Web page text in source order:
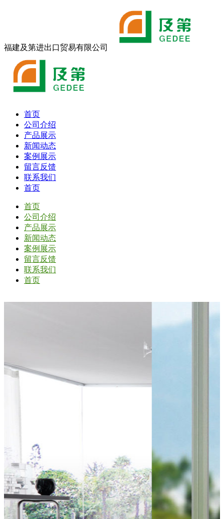
福建及第进出口贸易有限公司
首页
公司介绍
产品展示
新闻动态
案例展示
留言反馈
联系我们
首页
首页
公司介绍
产品展示
新闻动态
案例展示
留言反馈
联系我们
首页